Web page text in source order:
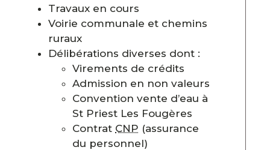
Travaux en cours
Voirie communale et chemins
ruraux
Délibérations diverses dont :
Virements de crédits
Admission en non valeurs
Convention vente d’eau à
St Priest Les Fougères
Contrat CNP (assurance
du personnel)